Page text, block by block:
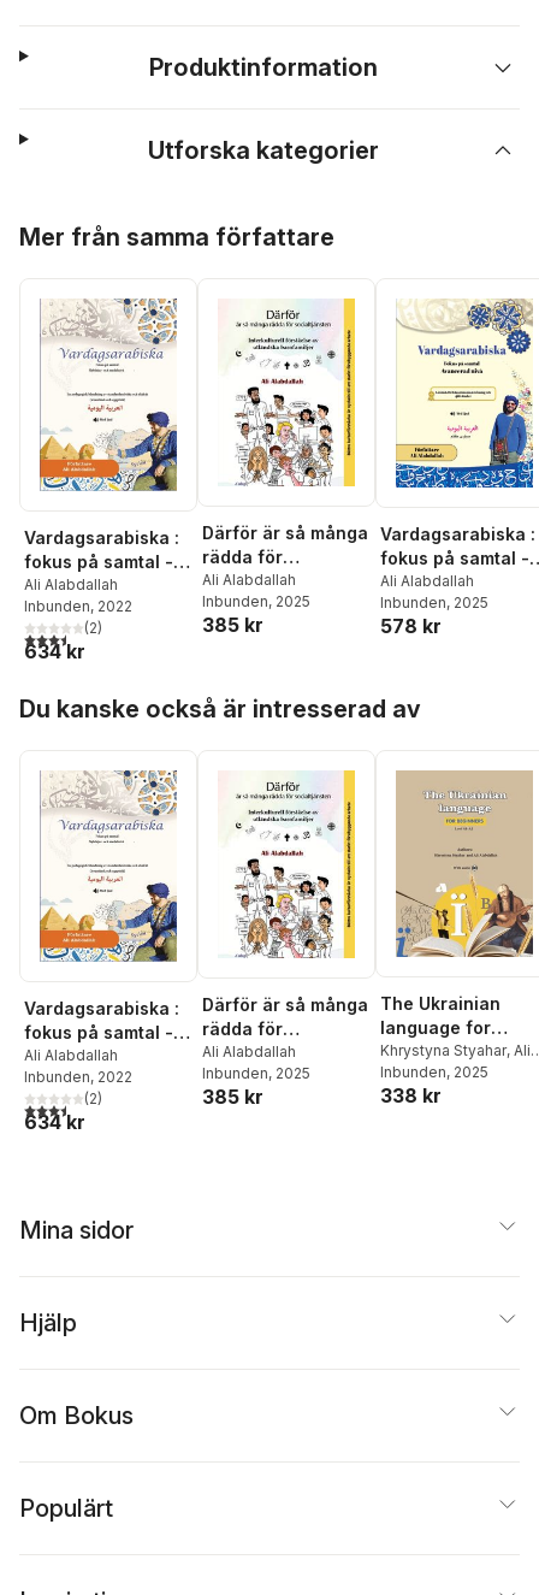
Produktinformation
Utforska kategorier
Mer från samma författare
Vardagsarabiska :
fokus på samtal -
nybörjar- och
medelnivå
Ali Alabdallah
Inbunden, 2022
3,5utav 5 stjärnor. Totalt antal röster:
(2)
634 kr
Därför är så många
rädda för
socialtjänsten :
interkulturell
förståelse av
Ali Alabdallah
Inbunden, 2025
385 kr
Vardagsarabiska :
fokus på samtal -
avancerad nivå
Ali Alabdallah
Inbunden, 2025
578 kr
Du kanske också är intresserad av
Vardagsarabiska :
fokus på samtal -
nybörjar- och
medelnivå
Ali Alabdallah
Inbunden, 2022
3,5utav 5 stjärnor. Totalt antal röster:
(2)
634 kr
Därför är så många
rädda för
socialtjänsten :
interkulturell
förståelse av
Ali Alabdallah
Inbunden, 2025
385 kr
The Ukrainian
language for
beginners : level
A1‐A2
Khrystyna Styahar, Ali
Alabdallah
Inbunden, 2025
338 kr
Mina sidor
Hjälp
Om Bokus
Populärt